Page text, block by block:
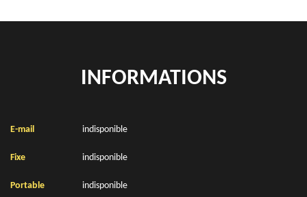
INFORMATIONS
E-mail indisponible
Fixe indisponible
Portable indisponible